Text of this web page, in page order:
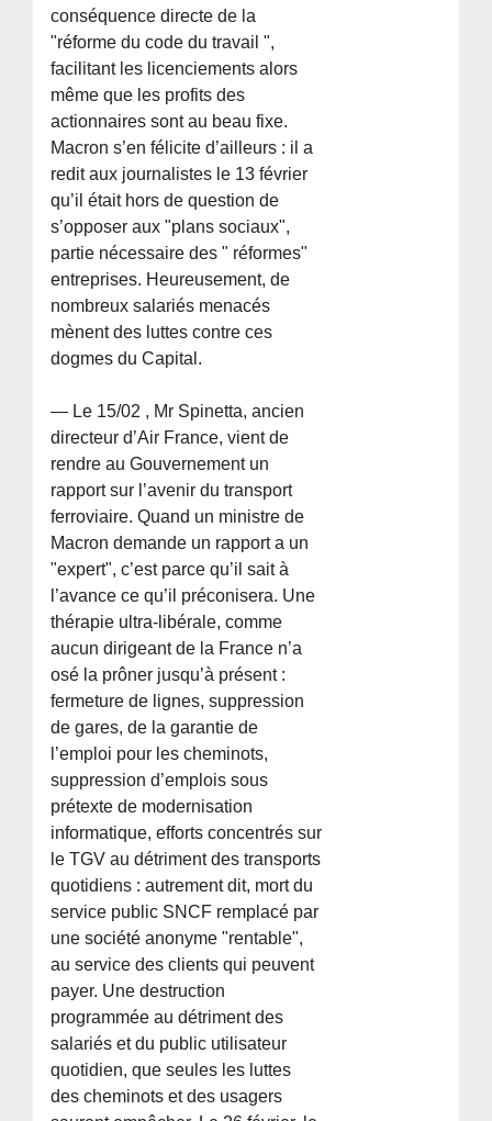
conséquence directe de la
"réforme du code du travail ",
facilitant les licenciements alors
même que les profits des
actionnaires sont au beau fixe.
Macron s’en félicite d’ailleurs : il a
redit aux journalistes le 13 février
qu’il était hors de question de
s’opposer aux "plans sociaux",
partie nécessaire des " réformes"
entreprises. Heureusement, de
nombreux salariés menacés
mènent des luttes contre ces
dogmes du Capital.
— Le 15/02 , Mr Spinetta, ancien
directeur d’Air France, vient de
rendre au Gouvernement un
rapport sur l’avenir du transport
ferroviaire. Quand un ministre de
Macron demande un rapport a un
"expert", c’est parce qu’il sait à
l’avance ce qu’il préconisera. Une
thérapie ultra-libérale, comme
aucun dirigeant de la France n’a
osé la prôner jusqu’à présent :
fermeture de lignes, suppression
de gares, de la garantie de
l’emploi pour les cheminots,
suppression d’emplois sous
prétexte de modernisation
informatique, efforts concentrés sur
le TGV au détriment des transports
quotidiens : autrement dit, mort du
service public SNCF remplacé par
une société anonyme "rentable",
au service des clients qui peuvent
payer. Une destruction
programmée au détriment des
salariés et du public utilisateur
quotidien, que seules les luttes
des cheminots et des usagers